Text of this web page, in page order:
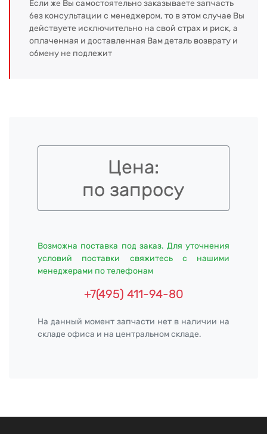
Если же Вы самостоятельно заказываете запчасть
без консультации с менеджером, то в этом случае Вы
действуете исключительно на свой страх и риск, а
оплаченная и доставленная Вам деталь возврату и
обмену не подлежит
Цена:
по запросу
Возможна поставка под заказ. Для уточнения
условий поставки свяжитесь с нашими
менеджерами по телефонам
+7(495) 411-94-80
На данный момент запчасти нет в наличии на
складе офиса и на центральном складе.